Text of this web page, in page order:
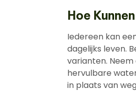
Hoe
Iedereen kan
dagelijks leven.
varianten.
hervulbare
in plaats van